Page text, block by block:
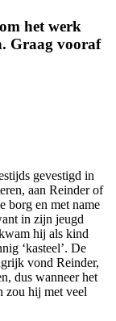
het werk
Graag vooraf
gevestigd in
aan Reinder of
borg en met name
in zijn jeugd
hij als kind
‘kasteel’. De
vond Reinder,
dus wanneer het
zou hij met veel